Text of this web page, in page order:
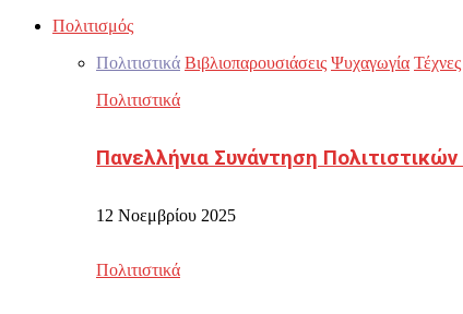
Πολιτισμός
Πολιτιστικά Βιβλιοπαρουσιάσεις Ψυχαγωγία Τέχνες
Πολιτιστικά
Πανελλήνια Συνάντηση
12 Νοεμβρίου 2025
Πολιτιστικά